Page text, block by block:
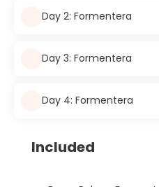
Day 2: Formentera
Day 3: Formentera
Day 4: Formentera
Included